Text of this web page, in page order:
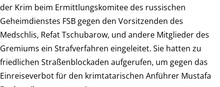
der Krim beim Ermittlungskomitee des russischen
Geheimdienstes FSB gegen den Vorsitzenden des
Medschlis, Refat Tschubarow, und andere Mitglieder des
Gremiums ein Strafverfahren eingeleitet. Sie hatten zu
friedlichen Straßenblockaden aufgerufen, um gegen das
Einreiseverbot für den krimtatarischen Anführer Mustafa